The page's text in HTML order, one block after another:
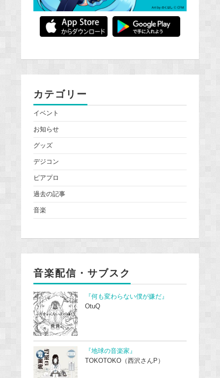
カテゴリー
イベント
お知らせ
グッズ
デジコン
ピアプロ
過去の記事
音楽
音楽配信・サブスク
『何も変わらない僕が嫌だ』
OtuQ
『地球の音楽家』
TOKOTOKO（西沢さんP）